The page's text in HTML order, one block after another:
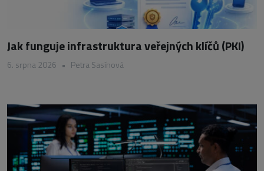
Jak funguje infrastruktura veřejných klíčů (PKI)
6. srpna 2026 • Petra Sasínová